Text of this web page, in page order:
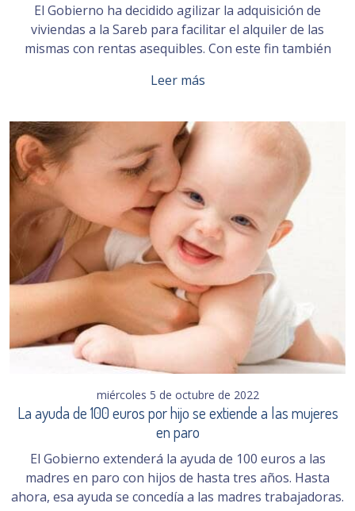
El Gobierno ha decidido agilizar la adquisición de
viviendas a la Sareb para facilitar el alquiler de las
mismas con rentas asequibles. Con este fin también
Leer más
miércoles 5 de octubre de 2022
La ayuda de 100 euros por hijo se extiende a las mujeres
en paro
El Gobierno extenderá la ayuda de 100 euros a las
madres en paro con hijos de hasta tres años. Hasta
ahora, esa ayuda se concedía a las madres trabajadoras.